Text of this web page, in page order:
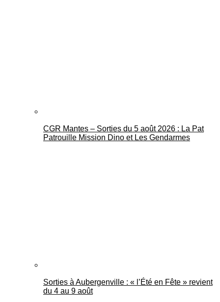
CGR Mantes – Sorties du 5 août 2026 : La Pat
Patrouille Mission Dino et Les Gendarmes
Sorties à Aubergenville : « l’Été en Fête » revient
du 4 au 9 août